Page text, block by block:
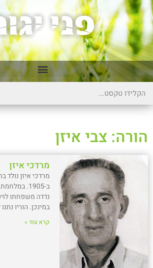
הורה: צבי איזן
מרדכי איזן
מרדכי איזן נולד
ב-1905.
נדדה משפחתו
במינכן. הוריו
קרא עוד »